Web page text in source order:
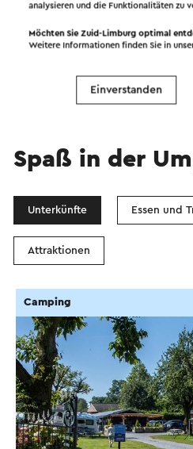
Spaß in der
Unterkünfte Essen und
Attraktionen
Camping
analysieren und die Funktionalitäten zu
Möchten Sie Zuid-Limburg optimal
Weitere Informationen finden Sie in
Einverstanden